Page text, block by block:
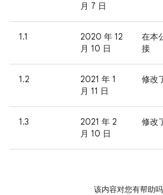
月 7 日
1.1
2020 年 12
月 10 日
在本
接
1.2
2021 年 1
月 11 日
修改
1.3
2021 年 2
月 10 日
修改
该内容对您有帮助